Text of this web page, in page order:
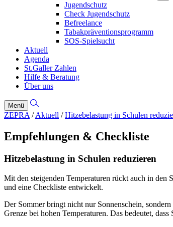
Jugendschutz
Check Jugendschutz
Befreelance
Tabakpräventionsprogramm
SOS-Spielsucht
Aktuell
Agenda
St.Galler Zahlen
Hilfe & Beratung
Über uns
Menü
ZEPRA / Aktuell / Hitzebelastung in Schulen
Empfehlungen & Checkliste
Hitzebelastung in Schulen reduzieren
Mit den steigenden Temperaturen rückt auch in
und eine Checkliste entwickelt.
Der Sommer bringt nicht nur Sonnenschein,
Grenze bei hohen Temperaturen. Das bedeutet,